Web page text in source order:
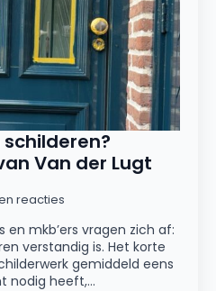
Van der Lugt
reacties
en mkb’ers vragen zich af:
verstandig is. Het korte
gemiddeld eens
nodig heeft,…